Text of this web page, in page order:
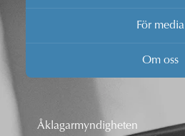
För media
Om oss
Åklagarmyndigheten